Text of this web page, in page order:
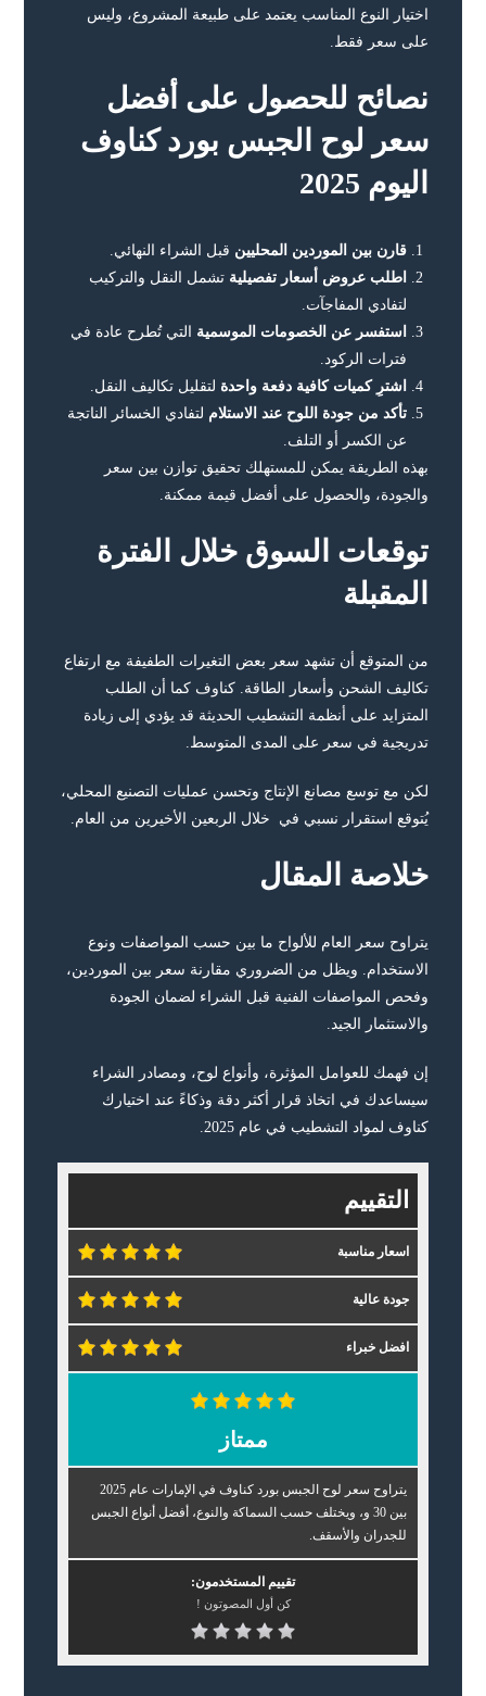
اختيار النوع المناسب يعتمد على طبيعة المشروع، وليس
على سعر فقط.
نصائح للحصول على أفضل
سعر لوح الجبس بورد كناوف
اليوم 2025
قارن بين الموردين المحليين قبل الشراء النهائي.
اطلب عروض أسعار تفصيلية تشمل النقل والتركيب
لتفادي المفاجآت.
استفسر عن الخصومات الموسمية التي تُطرح عادة في
فترات الركود.
اشترِ كميات كافية دفعة واحدة لتقليل تكاليف النقل.
تأكد من جودة اللوح عند الاستلام لتفادي الخسائر الناتجة
عن الكسر أو التلف.
بهذه الطريقة يمكن للمستهلك تحقيق توازن بين سعر
والجودة، والحصول على أفضل قيمة ممكنة.
توقعات السوق خلال الفترة
المقبلة
من المتوقع أن تشهد سعر بعض التغيرات الطفيفة مع ارتفاع
تكاليف الشحن وأسعار الطاقة. كناوف كما أن الطلب
المتزايد على أنظمة التشطيب الحديثة قد يؤدي إلى زيادة
تدريجية في سعر على المدى المتوسط.
لكن مع توسع مصانع الإنتاج وتحسن عمليات التصنيع المحلي،
يُتوقع استقرار نسبي في خلال الربعين الأخيرين من العام.
خلاصة المقال
يتراوح سعر العام للألواح ما بين حسب المواصفات ونوع
الاستخدام. ويظل من الضروري مقارنة سعر بين الموردين،
وفحص المواصفات الفنية قبل الشراء لضمان الجودة
والاستثمار الجيد.
إن فهمك للعوامل المؤثرة، وأنواع لوح، ومصادر الشراء
سيساعدك في اتخاذ قرار أكثر دقة وذكاءً عند اختيارك
كناوف لمواد التشطيب في عام 2025.
التقييم
اسعار مناسبة
جودة عالية
افضل خبراء
ممتاز
يتراوح سعر لوح الجبس بورد كناوف في الإمارات عام 2025
بين 30 و، ويختلف حسب السماكة والنوع، أفضل أنواع الجبس
للجدران والأسقف.
تقييم المستخدمون:
كن أول المصوتون !